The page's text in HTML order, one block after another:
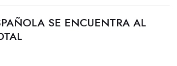
SE ENCUENTRA AL